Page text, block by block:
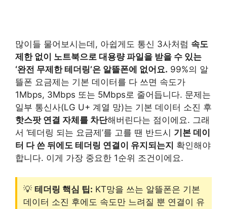
많이들 물어보시는데, 아쉽게도 통신 3사처럼 속도
제한 없이 노트북으로 대용량 파일을 받을 수 있는
‘완전 무제한 테더링’은 알뜰폰에 없어요. 99%의 알
뜰폰 요금제는 기본 데이터를 다 쓰면 속도가
1Mbps, 3Mbps 또는 5Mbps로 줄어듭니다. 문제는
일부 통신사(LG U+ 계열 망)는 기본 데이터 소진 후
핫스팟 연결 자체를 차단해버린다는 점이에요. 그래
서 ‘테더링 되는 요금제’를 고를 땐 반드시 기본 데이
터 다 쓴 뒤에도 테더링 연결이 유지되는지 확인해야
합니다. 이게 가장 중요한 1순위 조건이에요.
💡 테더링 핵심 팁: KT망을 쓰는 알뜰폰은 기본
데이터 소진 후에도 속도만 느려질 뿐 연결이 유